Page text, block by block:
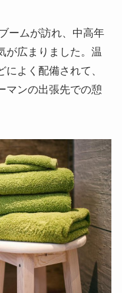
ームが訪れ、中高年
が広まりました。温
よく配備されて、
マンの出張先での憩